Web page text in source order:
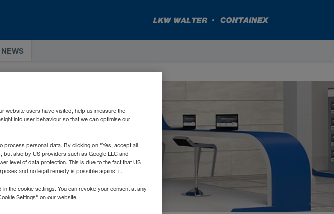
NEWS
website users have visited, help us measure the
into user behaviour so that we can optimise our
personal data. By clicking on "Yes, accept all
also by US providers such as Google LLC and
level of data protection. This is due to the fact that US
and no legal remedy is possible against it.
in the cookie settings. You can revoke your consent at any
Settings" on our website.